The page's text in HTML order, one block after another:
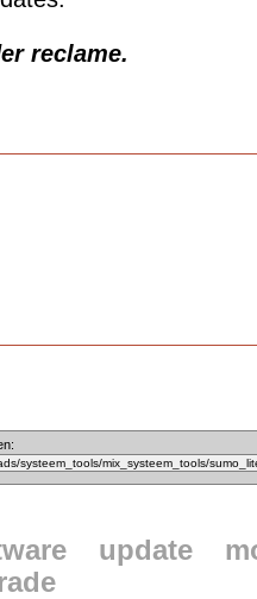
reclame.
update